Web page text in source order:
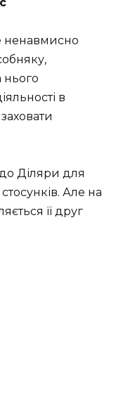
ненавмисно
нього
в
Діляри для
Але на
її друг